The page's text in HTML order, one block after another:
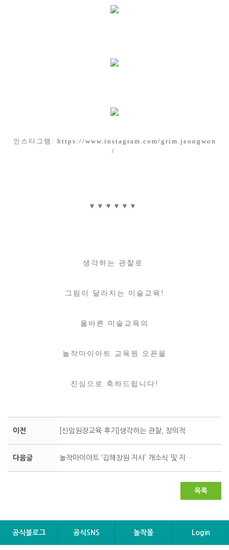
인스타그램: https://www.instagram.com/grim.jeongwon
/
▼▼▼▼▼▼
생각하는 관찰로
그림이 달라지는 미술교육!
올바른 미술교육의
놀작마이아트 교육원 오픈을
진심으로 축하드립니다!
이전 [신임원장교육 후기]생각하는 관찰, 창의적인 표현의 새로운 리더 탄생! 126기 신..
다음글 놀작마이아트 ‘김해창원 지사’ 개소식 및 지사장 위촉식 현장!
목록
공식블로그 공식SNS 놀작몰 Login